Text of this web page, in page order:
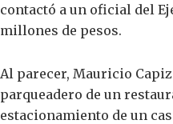
contactó a un oficial del
millones de pesos.
Al parecer, Mauricio
parqueadero de un
estacionamiento de un